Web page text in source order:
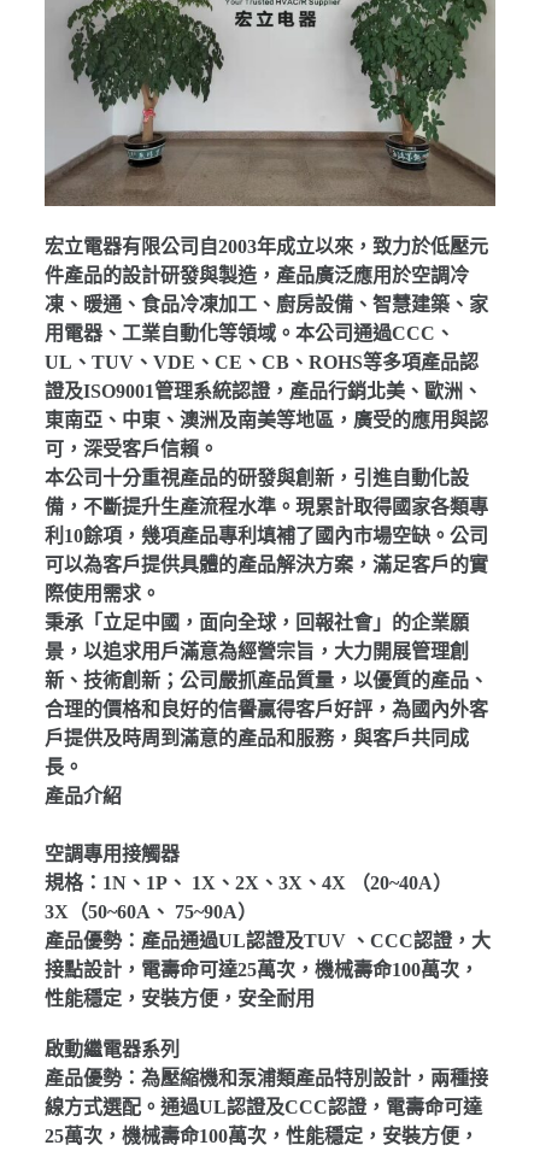
宏立電器有限公司自2003年成立以來，致力於低壓元
件產品的設計研發與製造，產品廣泛應用於空調冷
凍、暖通、食品冷凍加工、廚房設備、智慧建築、家
用電器、工業自動化等領域。本公司通過CCC、
UL、TUV、VDE、CE、CB、ROHS等多項產品認
證及ISO9001管理系統認證，產品行銷北美、歐洲、
東南亞、中東、澳洲及南美等地區，廣受的應用與認
可，深受客戶信賴。
本公司十分重視產品的研發與創新，引進自動化設
備，不斷提升生產流程水準。現累計取得國家各類專
利10餘項，幾項產品專利填補了國內市場空缺。公司
可以為客戶提供具體的產品解決方案，滿足客戶的實
際使用需求。
秉承「立足中國，面向全球，回報社會」的企業願
景，以追求用戶滿意為經營宗旨，大力開展管理創
新、技術創新；公司嚴抓產品質量，以優質的產品、
合理的價格和良好的信譽贏得客戶好評，為國內外客
戶提供及時周到滿意的產品和服務，與客戶共同成
長。
產品介紹
空調專用接觸器
規格：1N、1P、 1X、2X、3X、4X （20~40A）
3X（50~60A、 75~90A）
產品優勢：產品通過UL認證及TUV 、CCC認證，大
接點設計，電壽命可達25萬次，機械壽命100萬次，
性能穩定，安裝方便，安全耐用
啟動繼電器系列
產品優勢：為壓縮機和泵浦類產品特別設計，兩種接
線方式選配。通過UL認證及CCC認證，電壽命可達
25萬次，機械壽命100萬次，性能穩定，安裝方便，